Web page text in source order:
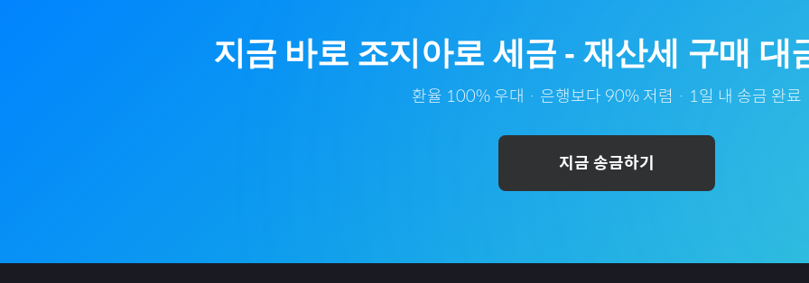
지금 바로 조지아로 세금 - 재산세 구매 대
환율 100% 우대 · 은행보다 90% 저렴 · 1일 내 송금 완료
지금 송금하기